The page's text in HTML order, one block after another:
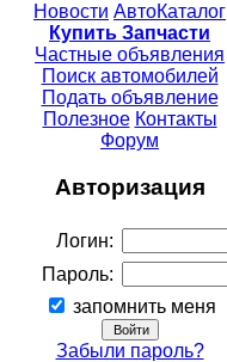
Новости АвтоКаталог
Купить Запчасти
Частные объявления
Поиск автомобилей
Подать объявление
Полезное Контакты
Форум
Авторизация
Логин:
Пароль:
запомнить меня
Забыли пароль?